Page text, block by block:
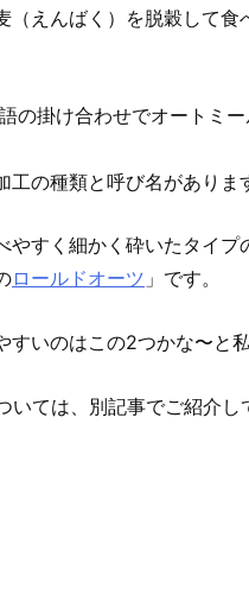
えんばく）を脱穀して食
の掛け合わせでオートミ
の種類と呼び名がありま
やすく細かく砕いたタイプ
ロールドオーツ 」です。
すいのはこの2つかな〜と
いては、別記事でご紹介し